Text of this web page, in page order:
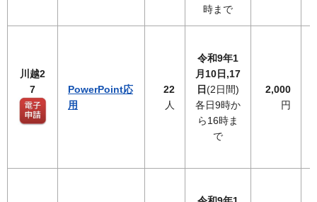
時まで
川越2
7
PowerPoint応
用
22
人
令和9年1
月10日,17
日(2日間)
各日9時か
ら16時ま
で
2,000
円